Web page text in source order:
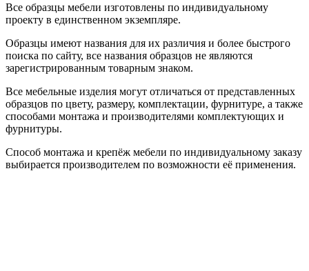
Все образцы мебели изготовлены по индивидуальному
проекту в единственном экземпляре.
Образцы имеют названия для их различия и более быстрого
поиска по сайту, все названия образцов не являются
зарегистрированным товарным знаком.
Все мебельные изделия могут отличаться от представленных
образцов по цвету, размеру, комплектации, фурнитуре, а также
способами монтажа и производителями комплектующих и
фурнитуры.
Способ монтажа и крепёж мебели по индивидуальному заказу
выбирается производителем по возможности её применения.